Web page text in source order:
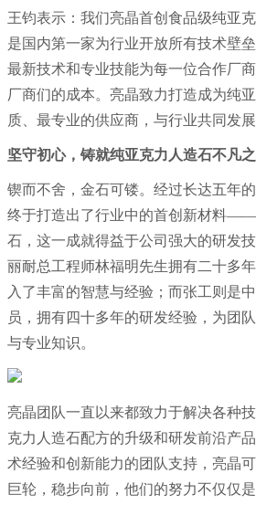
王钧表示： 我们亮晶首创食品级纯亚
是国内第一家为行业开放所有技术壁
最新技术和专业技能为每一位合作厂
厂商们的成本。亮晶致力打造成为纯
质、最专业的供应商，与行业共同发展
坚守初心，铸就纯亚克力人造石不凡
锲而不舍，金石可镂。经过长达五年
终于打造出了行业中的首创新材料
石，这一成就得益于公司强大的研发
丽耐总工程师林福明先生拥有二十多
入了丰富的智慧与经验；而张工则是
员，拥有四十多年的研发经验，为团
与专业知识。
亮晶团队一直以来都致力于解决各种
克力人造石配方的升级和研发前沿产
术经验和创新能力的团队支持，亮晶
巨轮，稳步向前，他们的努力不仅仅